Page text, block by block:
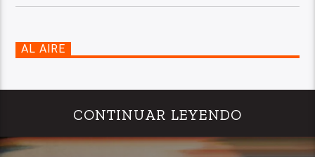
AL AIRE
CONTINUAR LEYENDO